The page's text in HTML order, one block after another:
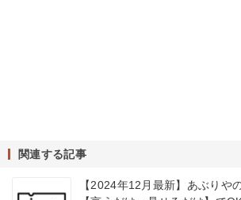
関連する記事
【2024年12月最新】あぶりや